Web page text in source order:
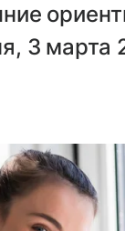
3 марта